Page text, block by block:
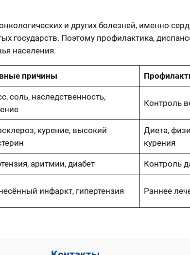
и других болезней, именно
государств. Поэтому профилактика,
населения.
причины
соль, наследственность,
Контроль
курение, высокий
Диета,
курения
аритмии, диабет Контроль
инфаркт, гипертензия Раннее